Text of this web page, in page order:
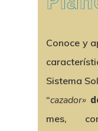
Conoce y
Sistema
“cazador»
mes,